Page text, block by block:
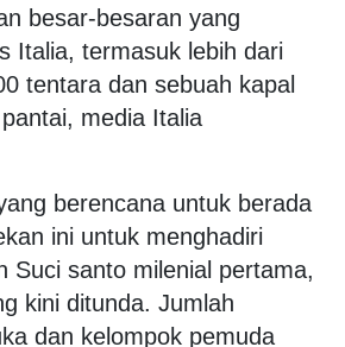
besar-besaran yang
Italia, termasuk lebih dari
tentara dan sebuah kapal
media Italia
berencana untuk berada
ini untuk menghadiri
Suci santo milenial pertama,
kini ditunda. Jumlah
dan kelompok pemuda